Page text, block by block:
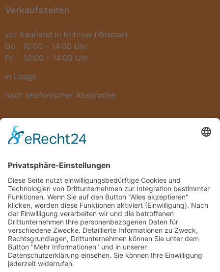
Verkaufszeiten
vor Kaufland in Kritzow (Wismar)
Do. 10:00 – 14:00 Uhr
Fr. 10:00 – 14:00 Uhr
in Laage
nach telefonischer Absprache
Neues
Veranstaltung von Hanse Gas GmbH am 09.02.2026
Spezialitäten
Unsere leckere Gänsebrust ist wieder im Angebot
Suchen Sie das richtige Geschenk zu Weihnachten
Rechtliches
Widerrufsbelehrung